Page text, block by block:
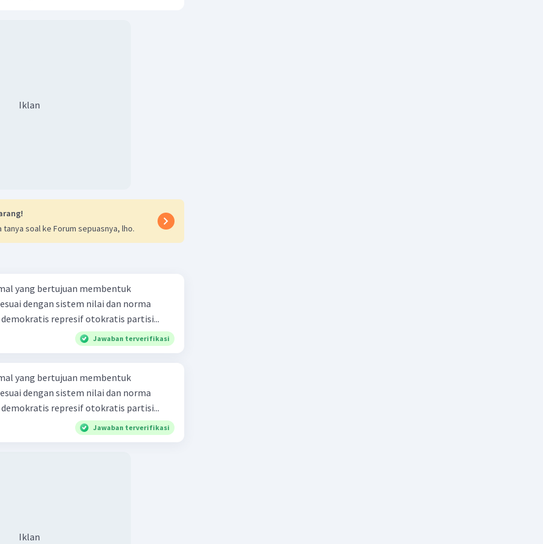
Iklan
tanya soal ke Forum sepuasnya, lho.
yang bertujuan membentuk
dengan sistem nilai dan norma
dalam masyarakat adalah .... demokratis represif otokratis partisi...
Jawaban terverifikasi
yang bertujuan membentuk
dengan sistem nilai dan norma
dalam masyarakat adalah .... demokratis represif otokratis partisi...
Jawaban terverifikasi
Iklan